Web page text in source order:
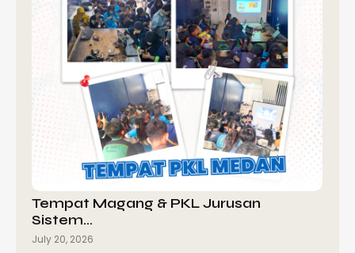
Tempat Magang & PKL Jurusan
Sistem…
July 20, 2026